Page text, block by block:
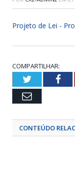
Projeto de Lei -
COMPARTILHAR:
Twitter
Email
CONTEÚDO